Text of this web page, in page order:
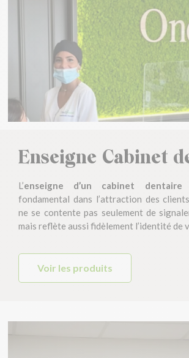
Enseigne Cabinet
L’enseigne d’un cabinet dentaire
fondamental dans l’attraction des
ne se contente pas seulement de
mais reflète aussi fidèlement l’identité de
Voir les produits